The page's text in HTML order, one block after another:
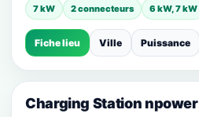
7 kW 2 connecteurs 6 kW, 7 kW
Fiche lieu Ville Puissance
Charging Station npower